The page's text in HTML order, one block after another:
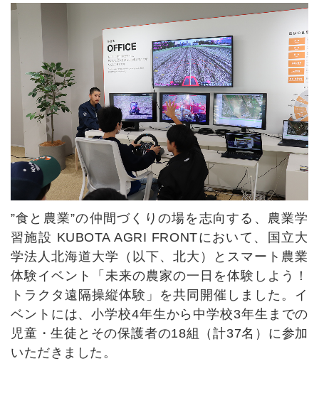
アクセス
施設全体に関するFAQ
カフェに関するFAQ
ニュース
Fビレッジの楽しみ方
学校・教育機関の団体様へ
ご予約・お問い合わせ
サイトのご利用にあたって 個人情報保護方針
サイトマップ 特定商取引法に基づく表示
”食と農業”の仲間づくりの場を志向する、農業学
習施設 KUBOTA AGRI FRONTにおいて、国立大
学法人北海道大学（以下、北大）とスマート農業
体験イベント「未来の農家の一日を体験しよう！
トラクタ遠隔操縦体験」を共同開催しました。イ
ベントには、小学校4年生から中学校3年生までの
児童・生徒とその保護者の18組（計37名）に参加
いただきました。